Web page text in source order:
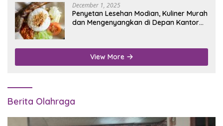
December 1, 2025
Penyetan Lesehan Modian, Kuliner Murah
dan Mengenyangkan di Depan Kantor
View More
Berita Olahraga